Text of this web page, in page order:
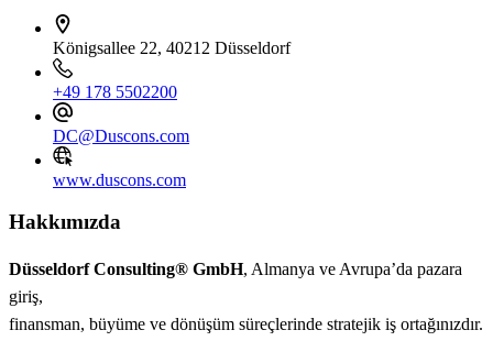
Königsallee 22, 40212 Düsseldorf
+49 178 5502200
DC@Duscons.com
www.duscons.com
Hakkımızda
Düsseldorf Consulting® GmbH, Almanya ve Avrupa’da pazara
giriş,
finansman, büyüme ve dönüşüm süreçlerinde stratejik iş ortağınızdır.